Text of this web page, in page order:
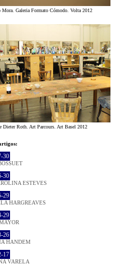
Mora. Galeria Formato Cómodo. Volta 2012
Dieter Roth. Art Parcours. Art Basel 2012
30
30
ESTEVES
29
HARGREAVES
29
26
HANDEM
17
VARELA